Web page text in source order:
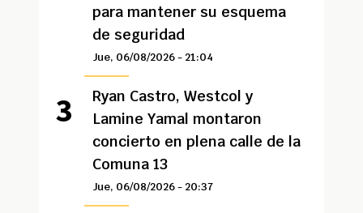
para mantener su esquema
de seguridad
Jue, 06/08/2026 - 21:04
Ryan Castro, Westcol y
Lamine Yamal montaron
concierto en plena calle de la
Comuna 13
Jue, 06/08/2026 - 20:37